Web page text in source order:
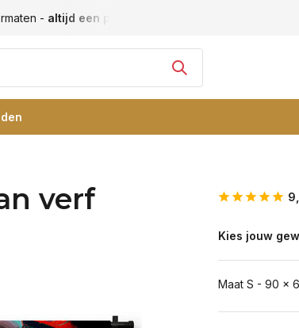
passende maat
verf
Kies jouw
Maat S - 90 x